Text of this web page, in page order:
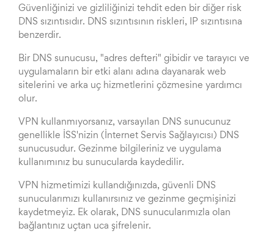
Güvenliğinizi ve gizliliğinizi tehdit eden bir diğer risk
DNS sızıntısıdır. DNS sızıntısının riskleri, IP sızıntısına
benzerdir.
Bir DNS sunucusu, "adres defteri" gibidir ve tarayıcı ve
uygulamaların bir etki alanı adına dayanarak web
sitelerini ve arka uç hizmetlerini çözmesine yardımcı
olur.
VPN kullanmıyorsanız, varsayılan DNS sunucunuz
genellikle İSS'nizin (İnternet Servis Sağlayıcısı) DNS
sunucusudur. Gezinme bilgileriniz ve uygulama
kullanımınız bu sunucularda kaydedilir.
VPN hizmetimizi kullandığınızda, güvenli DNS
sunucularımızı kullanırsınız ve gezinme geçmişinizi
kaydetmeyiz. Ek olarak, DNS sunucularımızla olan
bağlantınız uçtan uca şifrelenir.